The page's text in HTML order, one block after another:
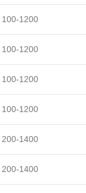
100-1200
100-1200
100-1200
100-1200
200-1400
200-1400